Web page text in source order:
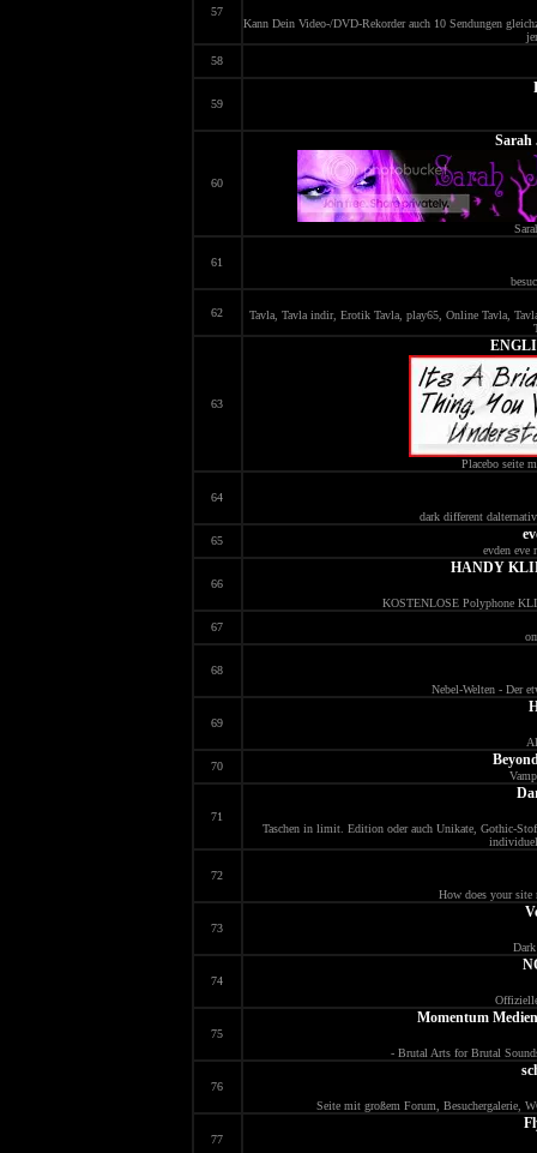
57
Kann Dein Video-/DVD-Rekorder auch 10 Sendungen
58
59
60
Sarah
61
62
Tavla, Tavla indir, Erotik Tavla, play65, Online Tavla,
63
Placebo seite
64
dark different
65
evden eve
66
HANDY
KOSTENLOSE Polyphone
67
68
Nebel-Welten - Der
69
70
71
Taschen in limit. Edition oder auch Unikate, Gothic-
72
How does your site
73
74
75
Momentum
- Brutal Arts for Brutal
76
Seite mit großem Forum, Besuchergalerie,
77